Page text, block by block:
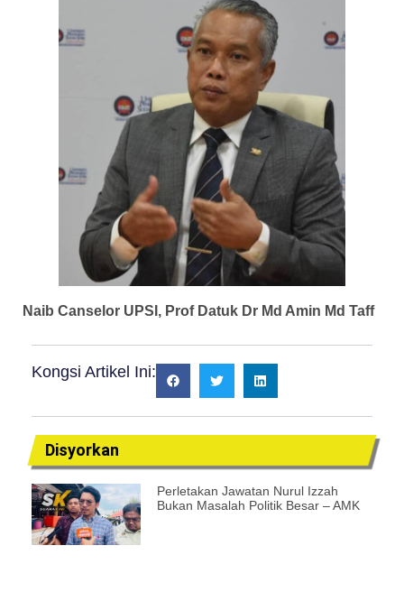
Naib Canselor UPSI, Prof Datuk Dr Md Amin Md Taff
Kongsi Artikel Ini:
Disyorkan
Perletakan Jawatan Nurul Izzah
Bukan Masalah Politik Besar – AMK